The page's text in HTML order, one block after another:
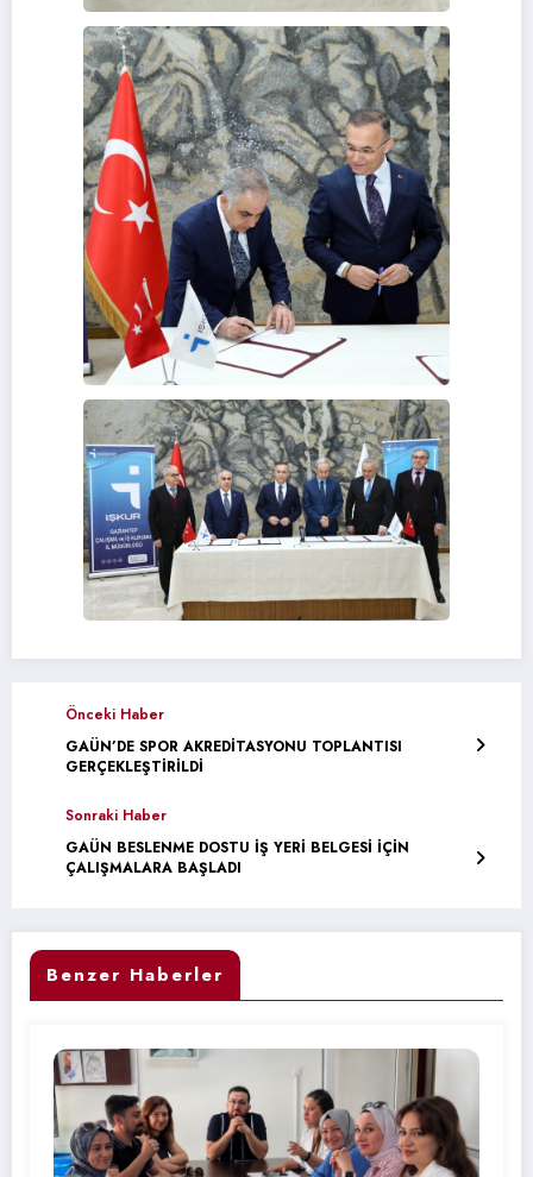
Önceki Haber
GAÜN’DE SPOR AKREDİTASYONU TOPLANTISI
GERÇEKLEŞTİRİLDİ
Sonraki Haber
GAÜN BESLENME DOSTU İŞ YERİ BELGESİ İÇİN
ÇALIŞMALARA BAŞLADI
Benzer Haberler